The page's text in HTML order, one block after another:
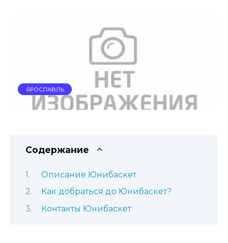
ЯРОСЛАВЛЬ
Содержание
Описание Юнибаскет
Как добраться до Юнибаскет?
Контакты Юнибаскет